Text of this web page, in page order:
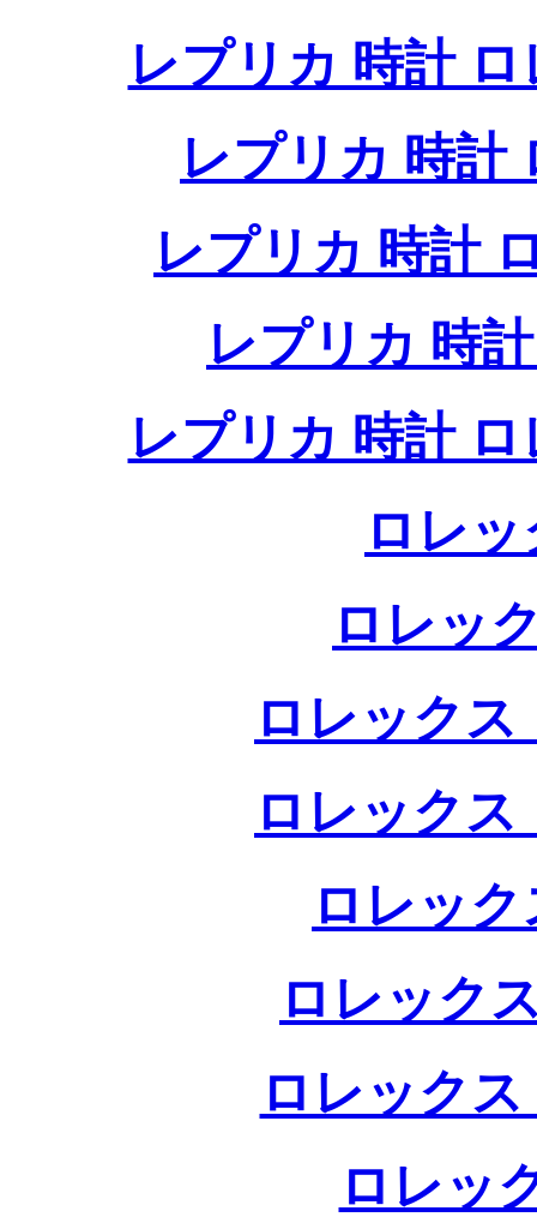
レプリカ 時計
レプリカ 時計
レプリカ 時計
レプリカ 時
レプリカ 時計
ロレ
ロレッ
ロレックス
ロレックス
ロレッ
ロレック
ロレック
ロレッ